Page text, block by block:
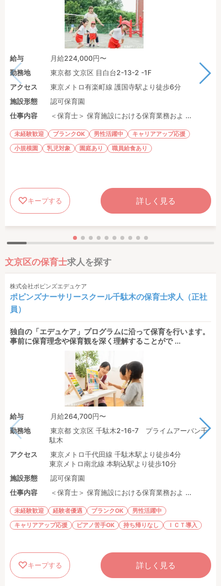
給与
月給224,000円〜
勤務地
東京都 文京区 目白台2-13-2 -1F
アクセス
東京メトロ有楽町線 護国寺駅より徒歩6分
施設形態
認可保育園
仕事内容
＜保育士＞ 保育施設における保育業務およ ...
未経験歓迎 ブランクOK 男性活躍中
キャリアアップ応援
小規模園
乳児対象 園庭あり 職員給食あり
キープする 詳しく見る
文京区の保育士求人を探す
株式会社ポピンズエデュケア
ポピンズナーサリースクール千駄木の保育士求人（正社
員）
独自の「エデュケア」プログラムに沿って保育を行います。
事前に保育理念や保育観を深く理解することがで ...
給与
月給264,700円〜
勤務地
東京都 文京区 千駄木2-16-7 プライムアーバン千
駄木
アクセス
東京メトロ千代田線 千駄木駅より徒歩4分
東京メトロ南北線 本駒込駅より徒歩10分
施設形態
認可保育園
仕事内容
＜保育士＞ 保育施設における保育業務およ ...
未経験歓迎 経験者優遇 ブランクOK
男性活躍中
キャリアアップ応援
ピアノ苦手OK 持ち帰りなし ＩＣＴ導入
キープする 詳しく見る